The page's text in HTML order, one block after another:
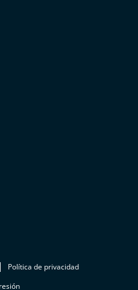
Política de privacidad